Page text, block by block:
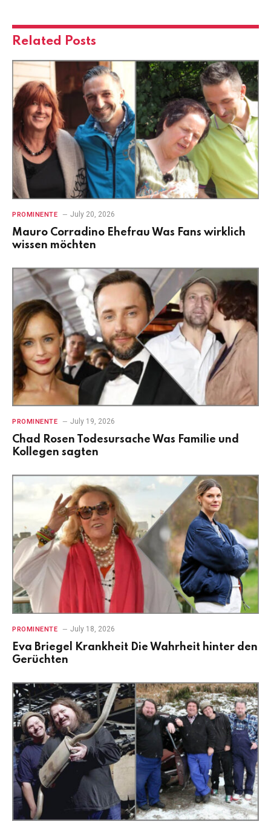
Related Posts
PROMINENTE July 20, 2026
Mauro Corradino Ehefrau Was Fans wirklich
wissen möchten
PROMINENTE July 19, 2026
Chad Rosen Todesursache Was Familie und
Kollegen sagten
PROMINENTE July 18, 2026
Eva Briegel Krankheit Die Wahrheit hinter den
Gerüchten